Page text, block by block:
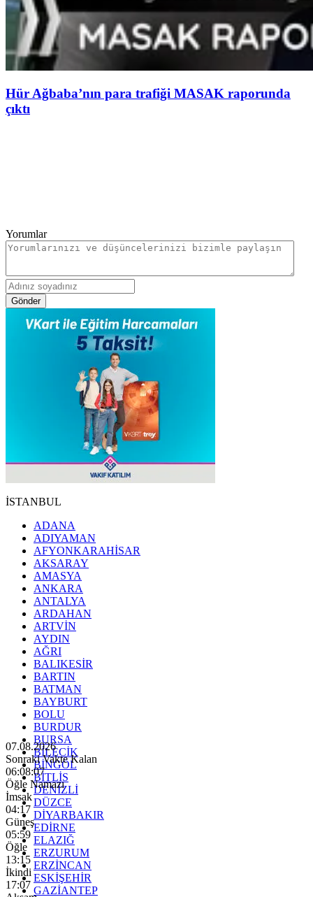
Hür Ağbaba’nın para trafiği MASAK raporunda
çıktı
Yorumlar
Gönder
İSTANBUL
ADANA
ADIYAMAN
AFYONKARAHİSAR
AKSARAY
AMASYA
ANKARA
ANTALYA
ARDAHAN
ARTVİN
AYDIN
AĞRI
BALIKESİR
BARTIN
BATMAN
BAYBURT
BOLU
BURDUR
BURSA
BİLECİK
BİNGÖL
BİTLİS
DENİZLİ
DÜZCE
DİYARBAKIR
EDİRNE
ELAZIĞ
ERZURUM
ERZİNCAN
ESKİŞEHİR
GAZİANTEP
07.08.2026
Sonraki Vakte Kalan
06:08:05
Öğle Namazı
İmsak
04:17
Güneş
05:59
Öğle
13:15
İkindi
17:07